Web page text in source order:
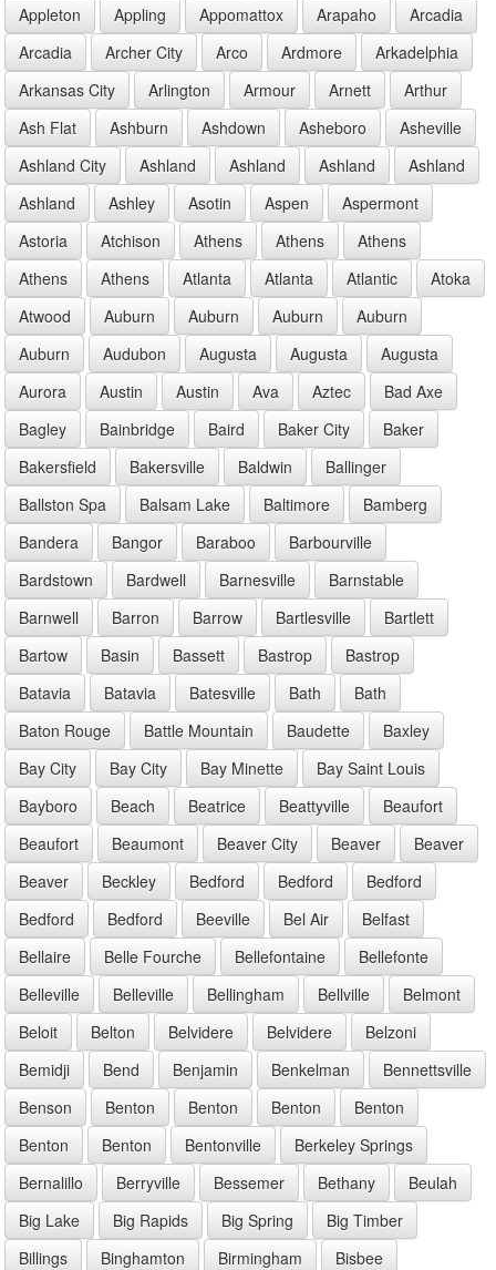
Appleton
Appling Appomattox Arapaho
Arcadia
Arcadia
Archer City Arco Ardmore
Arkadelphia
Arkansas City
Arlington Armour Arnett
Arthur
Ash Flat
Ashburn Ashdown Asheboro
Asheville
Ashland City
Ashland Ashland Ashland
Ashland
Ashland
Ashley Asotin Aspen
Aspermont
Astoria
Atchison Athens Athens
Athens
Athens
Athens Atlanta Atlanta Atlantic
Atoka
Atwood
Auburn Auburn Auburn
Auburn
Auburn
Audubon Augusta Augusta
Augusta
Aurora
Austin Austin Ava Aztec
Bad Axe
Bagley
Bainbridge Baird Baker City
Baker
Bakersfield
Bakersville Baldwin
Ballinger
Ballston Spa
Balsam Lake Baltimore
Bamberg
Bandera
Bangor Baraboo
Barbourville
Bardstown
Bardwell Barnesville
Barnstable
Barnwell
Barron Barrow Bartlesville
Bartlett
Bartow
Basin Bassett Bastrop
Bastrop
Batavia
Batavia Batesville Bath
Bath
Baton Rouge
Battle Mountain Baudette
Baxley
Bay City
Bay City Bay Minette
Bay Saint Louis
Bayboro
Beach Beatrice Beattyville
Beaufort
Beaufort
Beaumont Beaver City Beaver
Beaver
Beaver
Beckley Bedford Bedford
Bedford
Bedford
Bedford Beeville Bel Air
Belfast
Bellaire
Belle Fourche Bellefontaine
Bellefonte
Belleville
Belleville Bellingham Bellville
Belmont
Beloit
Belton Belvidere Belvidere
Belzoni
Bemidji
Bend Benjamin Benkelman
Bennettsville
Benson
Benton Benton Benton
Benton
Benton
Benton Bentonville
Berkeley Springs
Bernalillo
Berryville Bessemer Bethany
Beulah
Big Lake
Big Rapids Big Spring
Big Timber
Billings
Binghamton Birmingham
Bisbee